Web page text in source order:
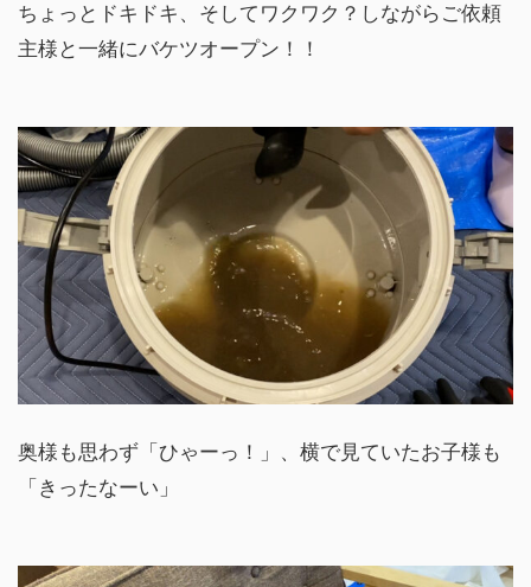
ちょっとドキドキ、そしてワクワク？しながらご依頼
主様と一緒にバケツオープン！！
奥様も思わず「ひゃーっ！」、横で見ていたお子様も
「きったなーい」